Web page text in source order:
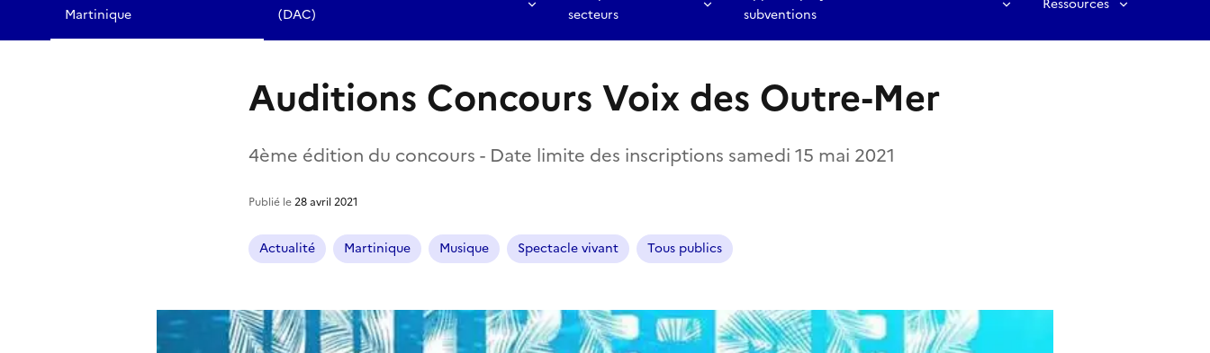
Martinique
(DAC)
secteurs
subventions
Auditions Concours Voix des Outre-Mer
4ème édition du concours - Date limite des inscriptions samedi 15 mai 2021
Publié le28 avril 2021
Actualité Martinique Musique Spectacle vivant Tous publics